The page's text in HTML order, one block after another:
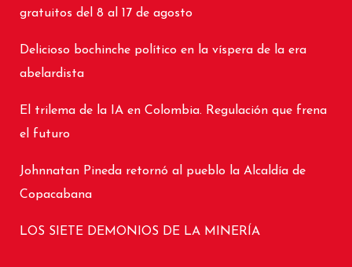
gratuitos del 8 al 17 de agosto
Delicioso bochinche político en la víspera de la era
abelardista
El trilema de la IA en Colombia. Regulación que frena
el futuro
Johnnatan Pineda retornó al pueblo la Alcaldía de
Copacabana
LOS SIETE DEMONIOS DE LA MINERÍA